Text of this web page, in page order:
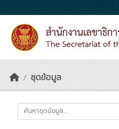
ชุดข้อมูล